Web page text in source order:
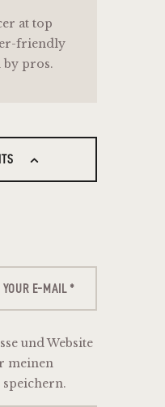
at top
friendly
by pros.
und Website
meinen